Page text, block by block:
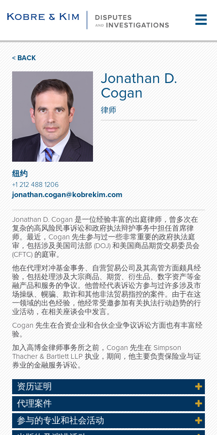
☰
< BACK
Jonathan D.
Cogan
律师
纽约
+1 212 488 1206
jonathan.cogan@kobrekim.com
Jonathan D. Cogan 是一位经验丰富的出庭律师，曾多次在
复杂的高风险民事诉讼和政府执法辩护事务中担任首席律
师。最近，Cogan 先生参与过一些非常重要的政府执法庭
审，包括涉及美国司法部 (DOJ) 和美国商品期货交易委员会
(CFTC) 的庭审。
他在代理对冲基金事务、自营贸易公司及其高管方面颇具经
验，包括处理涉及大宗商品、期货、衍生品、数字资产等金
融产品和服务的争议。他曾经代表诉讼方参与过许多涉及市
场操纵、幌骗、欺诈和其他非法贸易指控的案件。由于在这
一领域的出色经验，他经常受邀参加有关执法行动趋势的行
业活动，在相关座谈会中发言。
Cogan 先生在合资企业和合伙企业争议诉讼方面也有丰富经
验。
加入高博金律师事务所之前，Cogan 先生在 Simpson
Thacher & Bartlett LLP 执业，期间，他主要负责保险业与证
券业的金融服务诉讼。
资历证明
代理案件
参与的专业和社会活动